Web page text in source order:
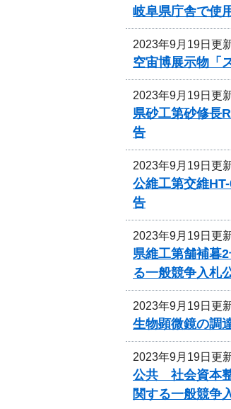
岐阜県庁舎で使
2023年9月19日更
空宙博展示物「
2023年9月19日更
県砂工第砂修長
告
2023年9月19日更
公維工第交維
告
2023年9月19日更
県維工第舗補暮
る一般競争入札
2023年9月19日更
生物顕微鏡の調
2023年9月19日更
公共 社会資本
関する一般競争